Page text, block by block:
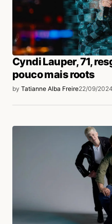
Cyndi Lauper, 71,
pouco mais roots
by Tatianne Alba Freire22/09/2024